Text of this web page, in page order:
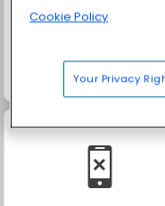
Masha and the Bear:
Cookie Policy
Your Privacy